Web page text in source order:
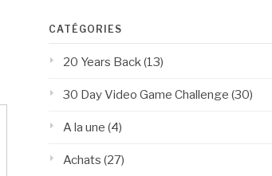
CATÉGORIES
20 Years Back (13)
30 Day Video Game Challenge (30)
A la une (4)
Achats (27)